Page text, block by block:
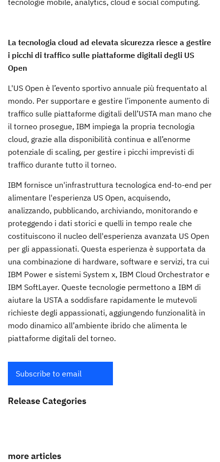
tecnologie mobile, analytics, cloud e social computing.
La tecnologia cloud ad elevata sicurezza riesce a gestire
i picchi di traffico sulle piattaforme digitali degli US
Open
L'US Open è l’evento sportivo annuale più frequentato al
mondo. Per supportare e gestire l’imponente aumento di
traffico sulle piattaforme digitali dell’USTA man mano che
il torneo prosegue, IBM impiega la propria tecnologia
cloud, grazie alla disponibilità continua e all’enorme
potenziale di scaling, per gestire i picchi imprevisti di
traffico durante tutto il torneo.
IBM fornisce un'infrastruttura tecnologica end-to-end per
alimentare l'esperienza US Open, acquisendo,
analizzando, pubblicando, archiviando, monitorando e
proteggendo i dati storici e quelli in tempo reale che
costituiscono il nucleo dell'esperienza avanzata US Open
per gli appassionati. Questa esperienza è supportata da
una combinazione di hardware, software e servizi, tra cui
IBM Power e sistemi System x, IBM Cloud Orchestrator e
IBM SoftLayer. Queste tecnologie permettono a IBM di
aiutare la USTA a soddisfare rapidamente le mutevoli
richieste degli appassionati, aggiungendo funzionalità in
modo dinamico all’ambiente ibrido che alimenta le
piattaforme digitali del torneo.
Subscribe to email
Release Categories
more articles